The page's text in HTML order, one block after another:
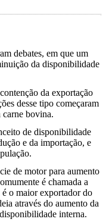
debates, em que um
da disponibilidade
da exportação
desse tipo começaram
carne bovina.
de disponibilidade
e da importação, e
de motor para aumento
é chamada a
o maior exportador do
através do aumento da
interna.